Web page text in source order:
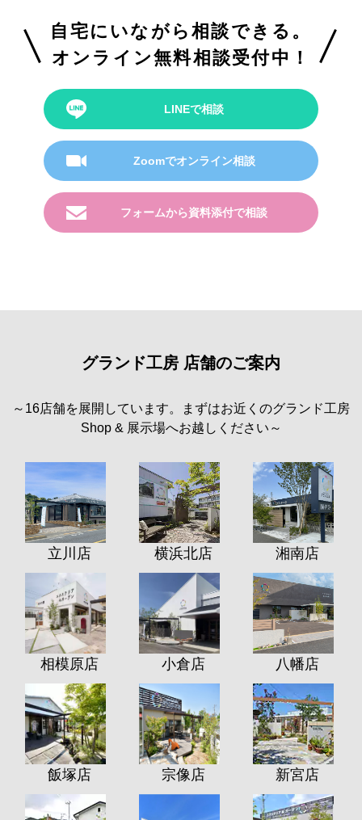
自宅にいながら相談できる。
オンライン無料相談受付中！
LINEで相談
Zoomでオンライン相談
フォームから資料添付で相談
グランド工房 店舗のご案内
～16店舗を展開しています。まずはお近くのグランド工房
Shop & 展示場へお越しください～
立川店 横浜北店 湘南店
相模原店 小倉店 八幡店
飯塚店 宗像店 新宮店